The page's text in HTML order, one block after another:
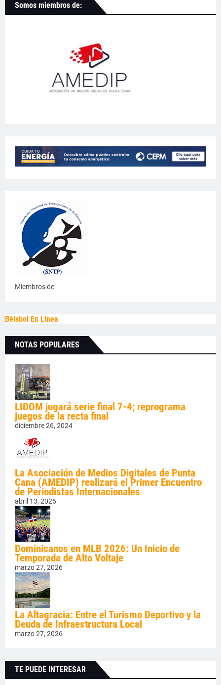
Somos miembros de:
Miembros de
Béisbol En Linea
NOTAS POPULARES
LIDOM jugará serie final 7-4; reprograma
juegos de la recta final
diciembre 26, 2024
La Asociación de Medios Digitales de Punta
Cana (AMEDIP) realizará el Primer Encuentro
de Periodistas Internacionales
abril 13, 2026
Dominicanos en MLB 2026: Un Inicio de
Temporada de Alto Voltaje
marzo 27, 2026
La Altagracia: Entre el Turismo Deportivo y la
Deuda de Infraestructura Local
marzo 27, 2026
TE PUEDE INTERESAR